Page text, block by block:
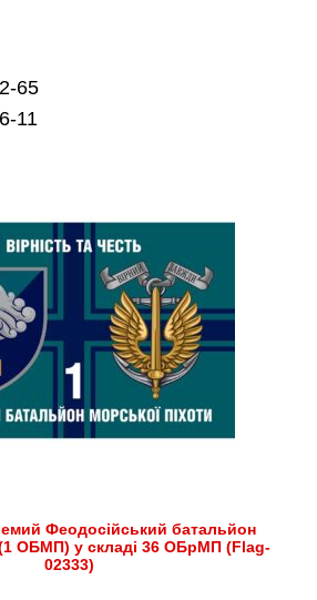
65
11
Феодосійський батальйон
(1 ОБМП) у складі 36 ОБрМП (Flag-
02333)